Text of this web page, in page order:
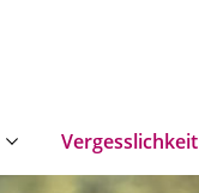
Vergesslichkeit